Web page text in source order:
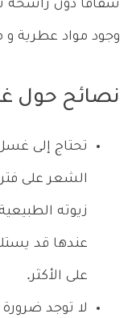
شفافاً دون راشحة
وجود مواد عطرية
نصائح حول
تحتاج إلى
الشعر على
زيوته
عندها قد
على الأكثر.
لا توجد ضرورة